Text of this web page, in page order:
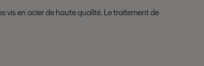
vis en acier de haute qualité. Le traitement de